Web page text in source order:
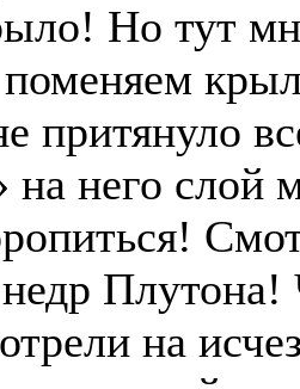
Но тут
притянуло
на него слой
на